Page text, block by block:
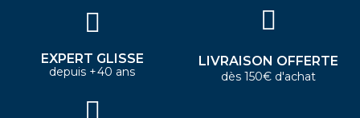
EXPERT GLISSE
depuis +40 ans
LIVRAISON OFFERTE
dès 150€ d'achat